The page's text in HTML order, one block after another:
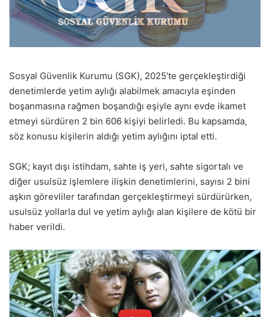
Sosyal Güvenlik Kurumu (SGK), 2025’te gerçekleştirdiği
denetimlerde yetim aylığı alabilmek amacıyla eşinden
boşanmasına rağmen boşandığı eşiyle aynı evde ikamet
etmeyi sürdüren 2 bin 606 kişiyi belirledi. Bu kapsamda,
söz konusu kişilerin aldığı yetim aylığını iptal etti.
SGK; kayıt dışı istihdam, sahte iş yeri, sahte sigortalı ve
diğer usulsüz işlemlere ilişkin denetimlerini, sayısı 2 bini
aşkın görevliler tarafından gerçekleştirmeyi sürdürürken,
usulsüz yollarla dul ve yetim aylığı alan kişilere de kötü bir
haber verildi.